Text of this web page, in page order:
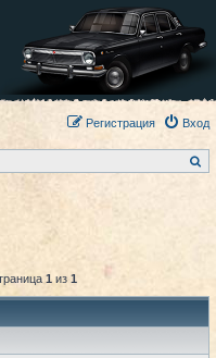
Вход
Регистрация
о
поиск
1из 1